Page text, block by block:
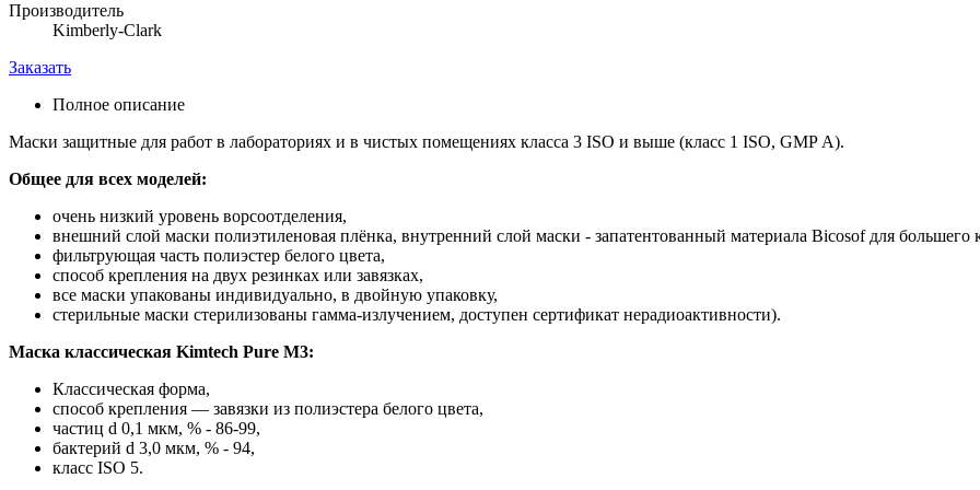
Производитель
Kimberly-Clark
Заказать
Полное описание
Маски защитные для работ в лабораториях и в чистых помещениях класса 3 ISO и выше (класс 1 ISO, GMP А).
Общее для всех моделей:
очень низкий уровень ворсоотделения,
внешний слой маски полиэтиленовая плёнка, внутренний слой маски - запатентованный материала Bicosof для большего
фильтрующая часть полиэстер белого цвета,
способ крепления на двух резинках или завязках,
все маски упакованы индивидуально, в двойную упаковку,
стерильные маски стерилизованы гамма-излучением, доступен сертификат нерадиоактивности).
Маска классическая Kimtech Pure M3:
Классическая форма,
способ крепления — завязки из полиэстера белого цвета,
частиц d 0,1 мкм, % - 86-99,
бактерий d 3,0 мкм, % - 94,
класс ISO 5.